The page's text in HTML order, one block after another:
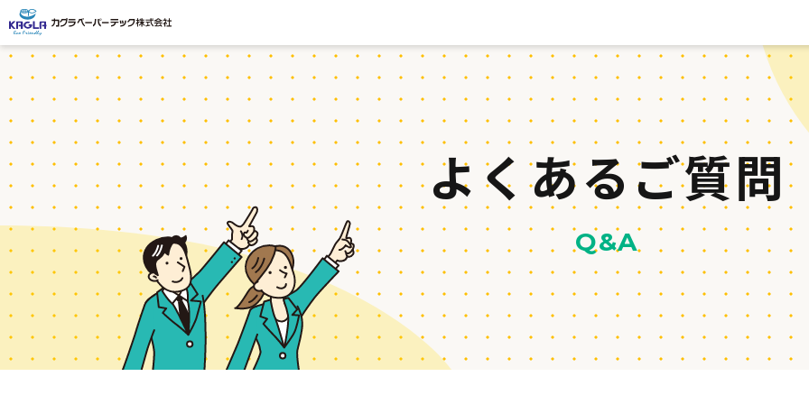
よくあるご質問
Q&A